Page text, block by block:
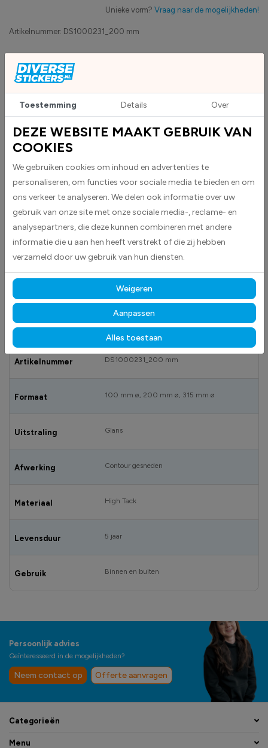
Artikelnummer: DS1000231_200 mm
Zakelijk betaling op factuur mogelijk
Uv-bestendig & weersbestendigheid
High-tack folie met maximale grip
Unieke vorm? Vraag naar de mogelijkheden!
Custom sticker maken? Upload eigen bestand
BESCHRIJVING
Meerijden op vorkheftruck verboden stickers worden geleverd als
cirkelvormige stickers.Het verbodsteken is altijd cirkelvormig en heeft
uitbeeld is zwart.
SPECIFICATIES
Artikelnummer DS1000231_200 mm
Formaat 100 mm ø, 200 mm ø, 315 mm ø
Uitstraling Glans
Afwerking Contour gesneden
Materiaal High Tack
Levensduur 5 jaar
Gebruik Binnen en buiten
Persoonlijk advies
Geïnteresseerd in de mogelijkheden?
Neem contact op Offerte aanvragen
Categorieën
Menu
Toestemming Details Over
DEZE WEBSITE MAAKT GEBRUIK VAN
COOKIES
We gebruiken cookies om inhoud en advertenties te
personaliseren, om functies voor sociale media te bieden en om
ons verkeer te analyseren. We delen ook informatie over uw
gebruik van onze site met onze sociale media-, reclame- en
analysepartners, die deze kunnen combineren met andere
informatie die u aan hen heeft verstrekt of die zij hebben
verzameld door uw gebruik van hun diensten.
Weigeren
Aanpassen
Alles toestaan